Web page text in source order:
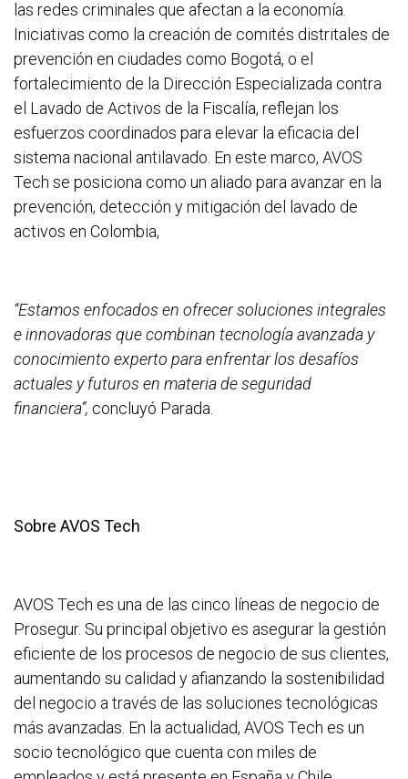
las redes criminales que afectan a la economía.
Iniciativas como la creación de comités distritales de
prevención en ciudades como Bogotá, o el
fortalecimiento de la Dirección Especializada contra
el Lavado de Activos de la Fiscalía, reflejan los
esfuerzos coordinados para elevar la eficacia del
sistema nacional antilavado. En este marco, AVOS
Tech se posiciona como un aliado para avanzar en la
prevención, detección y mitigación del lavado de
activos en Colombia,
“Estamos enfocados en ofrecer soluciones integrales
e innovadoras que combinan tecnología avanzada y
conocimiento experto para enfrentar los desafíos
actuales y futuros en materia de seguridad
financiera”, concluyó Parada.
Sobre AVOS Tech
AVOS Tech es una de las cinco líneas de negocio de
Prosegur. Su principal objetivo es asegurar la gestión
eficiente de los procesos de negocio de sus clientes,
aumentando su calidad y afianzando la sostenibilidad
del negocio a través de las soluciones tecnológicas
más avanzadas. En la actualidad, AVOS Tech es un
socio tecnológico que cuenta con miles de